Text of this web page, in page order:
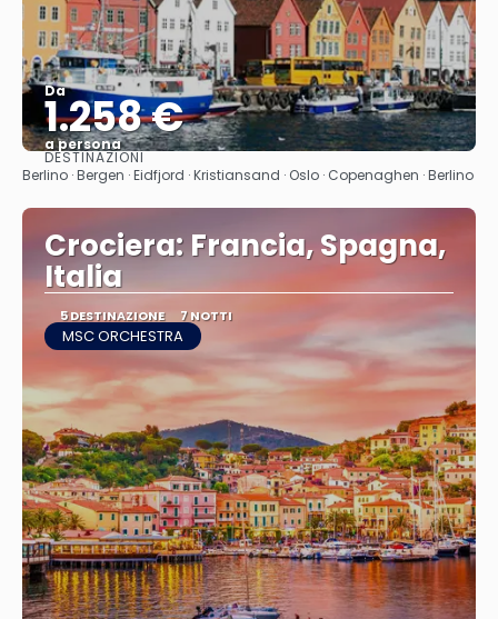
Da
1.258 €
a persona
Vedere
DESTINAZIONI
Berlino · Bergen · Eidfjord · Kristiansand · Oslo · Copenaghen · Berlino
Crociera: Francia, Spagna,
Italia
5 DESTINAZIONE 7 NOTTI
MSC ORCHESTRA